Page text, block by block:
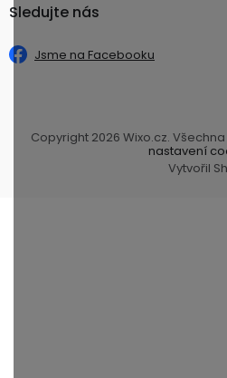
Sledujte nás
Jsme na Facebooku
Vytvořil
Copyright 2026 Wixo.cz.
nastavení